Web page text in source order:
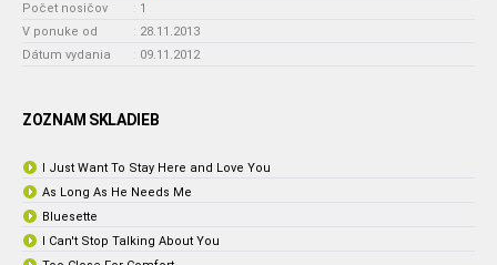
Počet nosičov
: 1
V ponuke od
: 28.11.2013
Dátum vydania
: 09.11.2012
ZOZNAM SKLADIEB
I Just Want To Stay Here and Love You
As Long As He Needs Me
Bluesette
I Can't Stop Talking About You